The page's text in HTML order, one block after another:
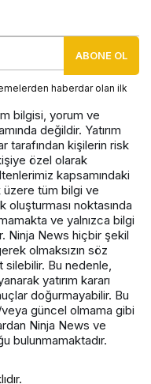
ABONE OL
haberdar olan ilk
bilgisi, yorum ve
değildir. Yatırım
tarafından kişilerin risk
özel olarak
kapsamındaki
üzere tüm bilgi ve
oluşturması noktasında
ve yalnızca bilgi
Ninja News hiçbir şekil
olmaksızın söz
Bu nedenle,
yatırım kararı
doğurmayabilir. Bu
güncel olmama gibi
Ninja News ve
bulunmamaktadır.